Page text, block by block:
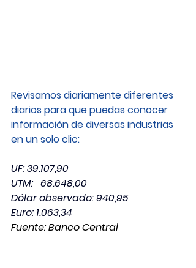
Revisamos diariamente diferentes
diarios para que puedas conocer
información de diversas industrias
en un solo clic:
UF: 39.107,90
UTM:   68.648,00
Dólar observado: 940,95
Euro: 1.063,34
Fuente: Banco Central